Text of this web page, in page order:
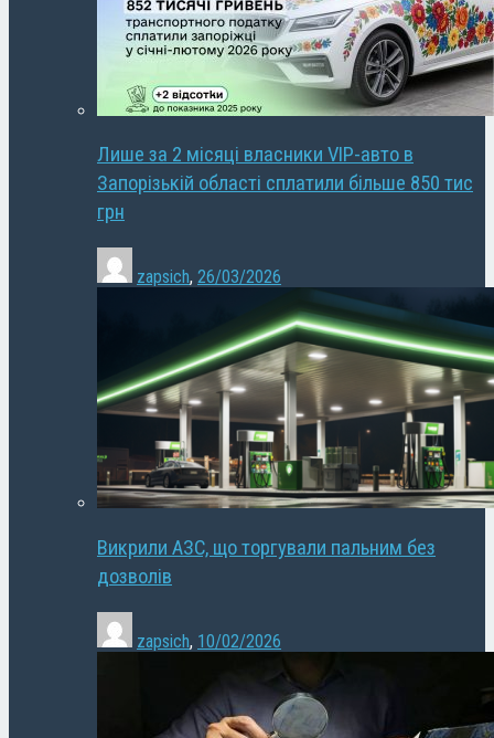
Лише за 2 місяці власники VIP-авто в
Запорізькій області сплатили більше 850 тис
грн
zapsich, 26/03/2026
Викрили АЗС, що торгували пальним без
дозволів
zapsich, 10/02/2026